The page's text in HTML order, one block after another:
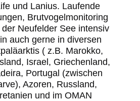
und Lanius. Laufende
Brutvogelmonitoring
Neufelder See intensiv
auch gerne in diversen
( z.B. Marokko,
Israel, Griechenland,
Portugal (zwischen
Azoren, Russland,
und im OMAN